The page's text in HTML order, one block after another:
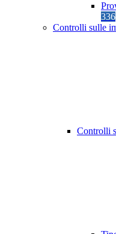
336
Controlli sulle
Controlli